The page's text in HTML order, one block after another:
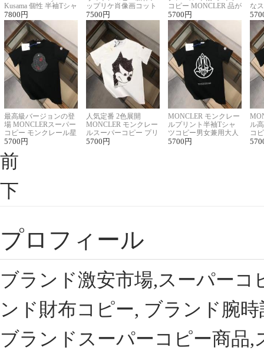
Kusama 個性 半袖Tシャ
ツコピー男女兼用
7800 円
ップリケ肖像画コット
ンニット半袖Tシャツ
7500 円
コピー MONCLER 品が
良く見た目
5700 円
な
ル
最高級バージョンの登
場 MONCLERスーパー
コピー モンクレール星
座半袖Tシャツ
5700 円
人気定番 2色展開
MONCLER モンクレー
ルスーパーコピー プリ
ント半袖Tシャツ
5700 円
MONCLER モンクレー
ルプリント半袖Tシャ
ツコピー男女兼用大人
可愛い春夏コーデ
5700 円
ル
コ
ィ
前
下
プロフィール
ブランド激安市場,スーパー
ンド財布コピー, ブランド腕
ブランドスーパーコピー商品